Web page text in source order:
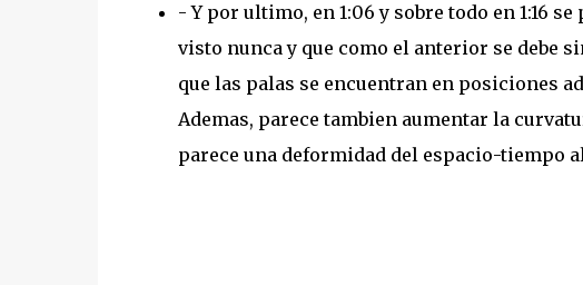
- Y por ultimo, en 1:06 y sobre todo en 1:16
visto nunca y que como el anterior se debe
que las palas se encuentran en posiciones
Ademas, parece tambien aumentar la
parece una deformidad del espacio-tiempo